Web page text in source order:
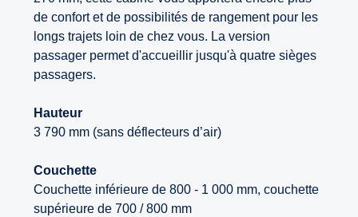
de confort et de possibilités de rangement pour les
longs trajets loin de chez vous. La version
passager permet d'accueillir jusqu'à quatre sièges
passagers.
Hauteur
3 790 mm (sans déflecteurs d’air)
Couchette
Couchette inférieure de 800 - 1 000 mm, couchette
supérieure de 700 / 800 mm